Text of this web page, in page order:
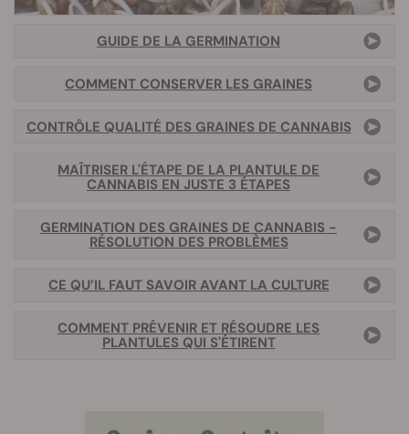
GUIDE DE LA GERMINATION
COMMENT CONSERVER LES GRAINES
CONTRÔLE QUALITÉ DES GRAINES DE CANNABIS
MAÎTRISER L'ÉTAPE DE LA PLANTULE DE
CANNABIS EN JUSTE 3 ÉTAPES
GERMINATION DES GRAINES DE CANNABIS -
RÉSOLUTION DES PROBLÈMES
CE QU’IL FAUT SAVOIR AVANT LA CULTURE
COMMENT PRÉVENIR ET RÉSOUDRE LES
PLANTULES QUI S'ÉTIRENT